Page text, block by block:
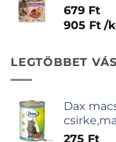
679 Ft
905 Ft /
LEGTÖBBET
Dax
275 Ft